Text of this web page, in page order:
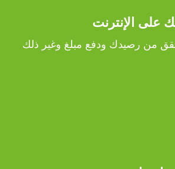
على الإنترنت
من رصيدك ودفع مبلغ وغير ذلك